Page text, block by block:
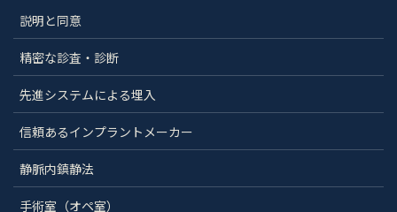
説明と同意
精密な診査・診断
先進システムによる埋入
信頼あるインプラントメーカー
静脈内鎮静法
手術室（オペ室）